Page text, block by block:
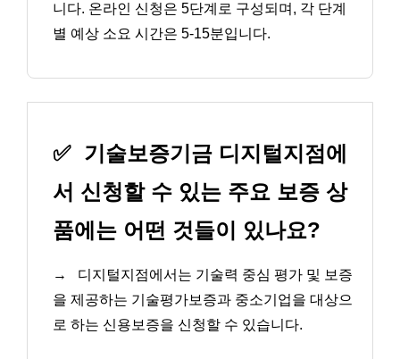
니다. 온라인 신청은 5단계로 구성되며, 각 단계
별 예상 소요 시간은 5-15분입니다.
✅ 기술보증기금 디지털지점에
서 신청할 수 있는 주요 보증 상
품에는 어떤 것들이 있나요?
→
디지털지점에서는 기술력 중심 평가 및 보증
을 제공하는 기술평가보증과 중소기업을 대상으
로 하는 신용보증을 신청할 수 있습니다.